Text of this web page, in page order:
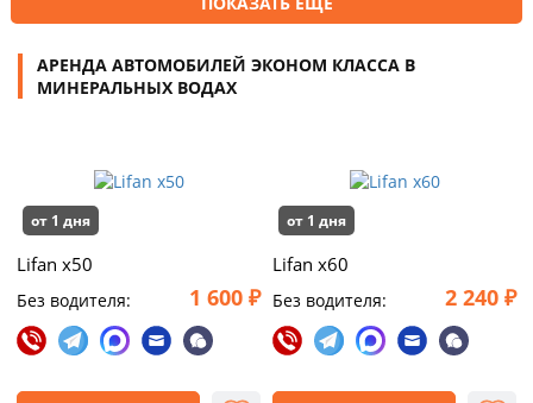
АРЕНДА АВТОМОБИЛЕЙ ЭКОНОМ КЛАССА В
МИНЕРАЛЬНЫХ ВОДАХ
от 1 дня
Lifan x50
Без водителя: 1 600 ₽
от 1 дня
Lifan x60
Без водителя: 2 240 ₽